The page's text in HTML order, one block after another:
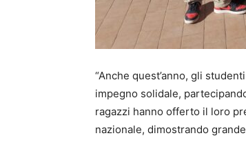
“Anche quest’anno, gli
impegno solidale,
ragazzi hanno offerto il loro
nazionale, dimostrando